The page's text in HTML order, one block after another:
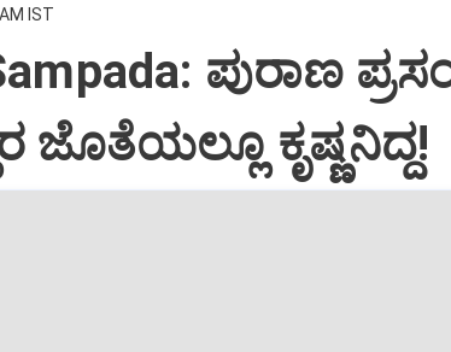
IST
ಪುರಾಣ
ಜೊತೆಯಲ್ಲೂ ಕೃಷ್ಣನಿದ್ದ!